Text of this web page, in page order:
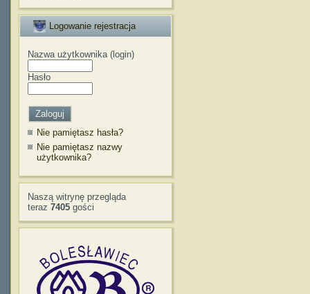
Logowanie rejestracja
Nazwa użytkownika (login)
Hasło
Nie pamiętasz hasła?
Nie pamiętasz nazwy
użytkownika?
Naszą witrynę przegląda
teraz 7405 gości